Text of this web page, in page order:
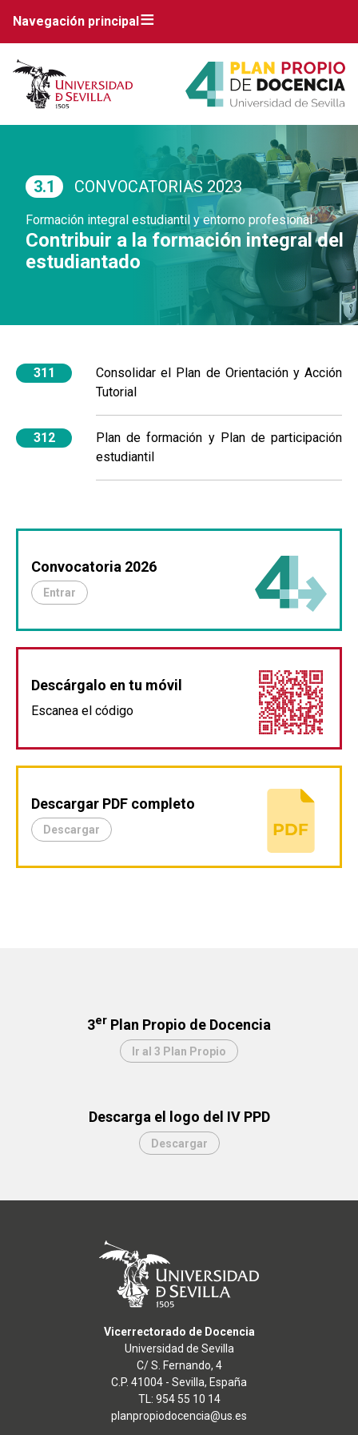
Navegación principal
3.1 CONVOCATORIAS 2023
Formación integral estudiantil y entorno profesional
Contribuir a la formación integral del
estudiantado
311
Consolidar el Plan de Orientación y Acción
Tutorial
312
Plan de formación y Plan de participación
estudiantil
Convocatoria 2026
Entrar
Descárgalo en tu móvil
Escanea el código
Descargar PDF completo
Descargar
3er Plan Propio de Docencia
Ir al 3 Plan Propio
Descarga el logo del IV PPD
Descargar
Vicerrectorado de Docencia
Universidad de Sevilla
C/ S. Fernando, 4
C.P. 41004 - Sevilla, España
TL: 954 55 10 14
planpropiodocencia@us.es